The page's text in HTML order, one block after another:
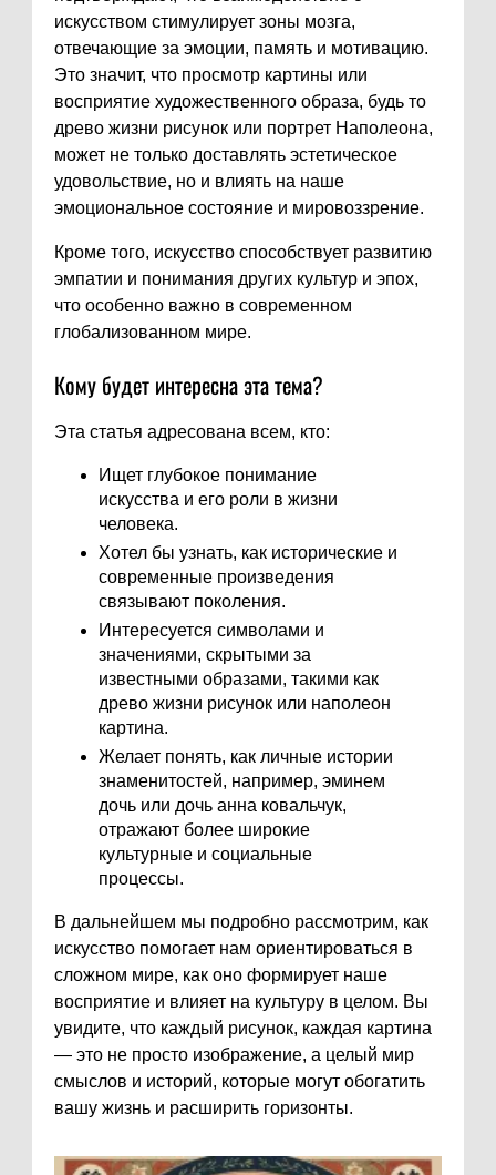
искусством стимулирует зоны мозга,
отвечающие за эмоции, память и мотивацию.
Это значит, что просмотр картины или
восприятие художественного образа, будь то
древо жизни рисунок или портрет Наполеона,
может не только доставлять эстетическое
удовольствие, но и влиять на наше
эмоциональное состояние и мировоззрение.
Кроме того, искусство способствует развитию
эмпатии и понимания других культур и эпох,
что особенно важно в современном
глобализованном мире.
Кому будет интересна эта тема?
Эта статья адресована всем, кто:
Ищет глубокое понимание
искусства и его роли в жизни
человека.
Хотел бы узнать, как исторические и
современные произведения
связывают поколения.
Интересуется символами и
значениями, скрытыми за
известными образами, такими как
древо жизни рисунок или наполеон
картина.
Желает понять, как личные истории
знаменитостей, например, эминем
дочь или дочь анна ковальчук,
отражают более широкие
культурные и социальные
процессы.
В дальнейшем мы подробно рассмотрим, как
искусство помогает нам ориентироваться в
сложном мире, как оно формирует наше
восприятие и влияет на культуру в целом. Вы
увидите, что каждый рисунок, каждая картина
— это не просто изображение, а целый мир
смыслов и историй, которые могут обогатить
вашу жизнь и расширить горизонты.